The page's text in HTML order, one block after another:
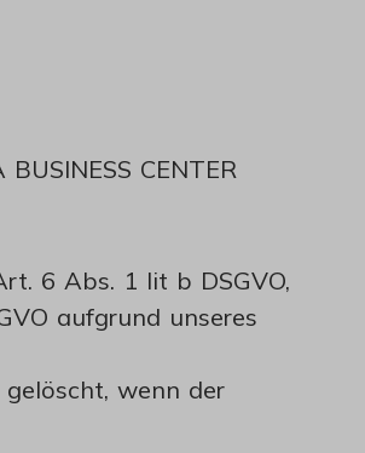
CENTER
6 Abs. 1 lit b DSGVO,
aufgrund unseres
wenn der